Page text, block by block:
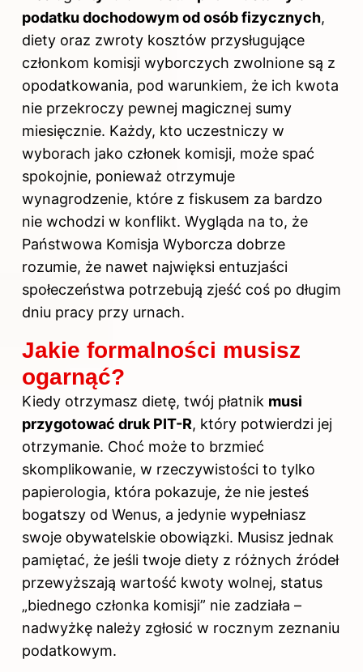
podatku dochodowym od osób fizycznych,
diety oraz zwroty kosztów przysługujące
członkom komisji wyborczych zwolnione są z
opodatkowania, pod warunkiem, że ich kwota
nie przekroczy pewnej magicznej sumy
miesięcznie. Każdy, kto uczestniczy w
wyborach jako członek komisji, może spać
spokojnie, ponieważ otrzymuje
wynagrodzenie, które z fiskusem za bardzo
nie wchodzi w konflikt. Wygląda na to, że
Państwowa Komisja Wyborcza dobrze
rozumie, że nawet najwięksi entuzjaści
społeczeństwa potrzebują zjeść coś po długim
dniu pracy przy urnach.
Jakie formalności musisz
ogarnąć?
Kiedy otrzymasz dietę, twój płatnik musi
przygotować druk PIT-R, który potwierdzi jej
otrzymanie. Choć może to brzmieć
skomplikowanie, w rzeczywistości to tylko
papierologia, która pokazuje, że nie jesteś
bogatszy od Wenus, a jedynie wypełniasz
swoje obywatelskie obowiązki. Musisz jednak
pamiętać, że jeśli twoje diety z różnych źródeł
przewyższają wartość kwoty wolnej, status
„biednego członka komisji” nie zadziała –
nadwyżkę należy zgłosić w rocznym zeznaniu
podatkowym.